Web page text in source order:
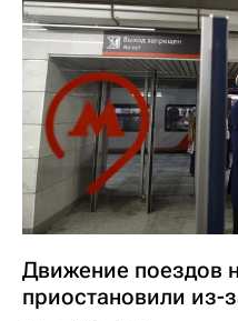
Движение поездов
приостановили из-